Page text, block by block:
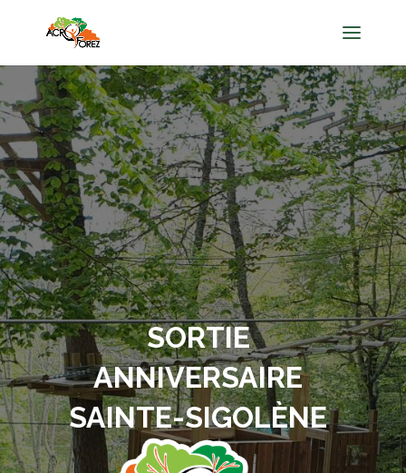
SORTIE
ANNIVERSAIRE
SAINTE-SIGOLÈNE